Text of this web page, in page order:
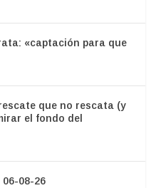
«captación para que
que no rescata (y
el fondo del
08-26